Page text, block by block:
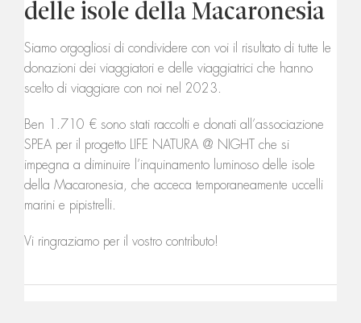
delle isole della Macaronesia
Siamo orgogliosi di condividere con voi il risultato di tutte le
donazioni dei viaggiatori e delle viaggiatrici che hanno
scelto di viaggiare con noi nel 2023.
Ben 1.710 € sono stati raccolti e donati all’associazione
SPEA per il progetto LIFE NATURA @ NIGHT che si
impegna a diminuire l’inquinamento luminoso delle isole
della Macaronesia, che acceca temporaneamente uccelli
marini e pipistrelli.
Vi ringraziamo per il vostro contributo!